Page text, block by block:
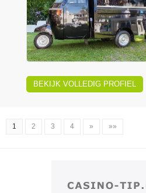
BEKIJK VOLLEDIG PROFIEL
1 2 3 4 » »»